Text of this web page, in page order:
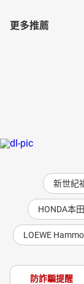
更多推薦
新世紀
HONDA本
LOEWE
防詐騙提醒